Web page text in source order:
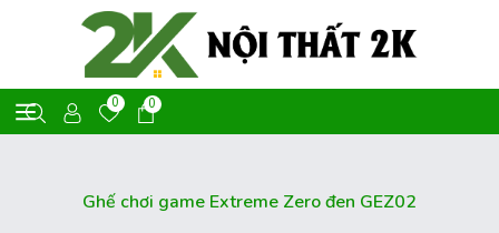
0 0
Ghế chơi game Extreme Zero đen GEZ02